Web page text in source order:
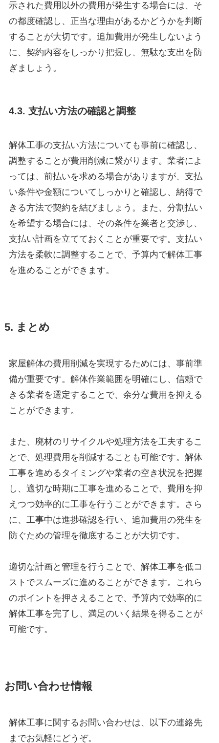
示された費用以外の費用が発生する場合には、そ
の都度確認し、正当な理由があるかどうかを判断
することが大切です。追加費用が発生しないよう
に、契約内容をしっかり把握し、無駄な支出を防
ぎましょう。
4.3. 支払い方法の確認と調整
解体工事の支払い方法についても事前に確認し、
調整することが費用削減に繋がります。業者によ
っては、前払いを求める場合がありますが、支払
い条件や金額についてしっかりと確認し、納得で
きる方法で契約を結びましょう。また、分割払い
を希望する場合には、その条件を業者と交渉し、
支払い計画を立てておくことが重要です。支払い
方法を柔軟に調整することで、予算内で解体工事
を進めることができます。
5. まとめ
家屋解体の費用削減を実現するためには、事前準
備が重要です。解体作業範囲を明確にし、信頼で
きる業者を選定することで、余分な費用を抑える
ことができます。
また、廃材のリサイクルや処理方法を工夫するこ
とで、処理費用を削減することも可能です。解体
工事を進めるタイミングや業者の空き状況を把握
し、適切な時期に工事を進めることで、費用を抑
えつつ効率的に工事を行うことができます。さら
に、工事中は進捗確認を行い、追加費用の発生を
防ぐための管理を徹底することが大切です。
適切な計画と管理を行うことで、解体工事を低コ
ストでスムーズに進めることができます。これら
のポイントを押さえることで、予算内で効率的に
解体工事を完了し、満足のいく結果を得ることが
可能です。
お問い合わせ情報
解体工事に関するお問い合わせは、以下の連絡先
までお気軽にどうぞ。